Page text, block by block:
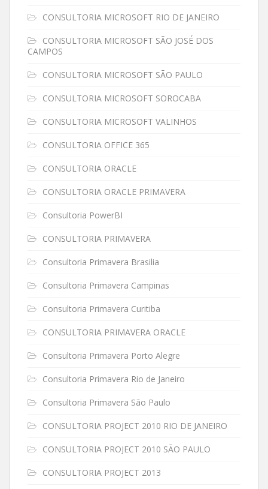
CONSULTORIA MICROSOFT RIO DE JANEIRO
CONSULTORIA MICROSOFT SÃO JOSÉ DOS
CAMPOS
CONSULTORIA MICROSOFT SÃO PAULO
CONSULTORIA MICROSOFT SOROCABA
CONSULTORIA MICROSOFT VALINHOS
CONSULTORIA OFFICE 365
CONSULTORIA ORACLE
CONSULTORIA ORACLE PRIMAVERA
Consultoria PowerBI
CONSULTORIA PRIMAVERA
Consultoria Primavera Brasilia
Consultoria Primavera Campinas
Consultoria Primavera Curitiba
CONSULTORIA PRIMAVERA ORACLE
Consultoria Primavera Porto Alegre
Consultoria Primavera Rio de Janeiro
Consultoria Primavera São Paulo
CONSULTORIA PROJECT 2010 RIO DE JANEIRO
CONSULTORIA PROJECT 2010 SÃO PAULO
CONSULTORIA PROJECT 2013